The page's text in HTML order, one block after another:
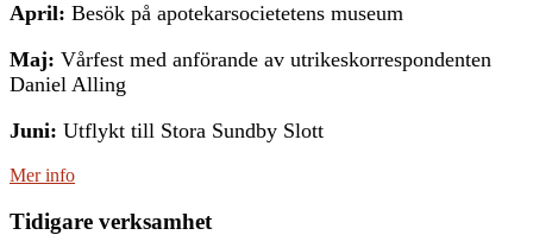
April: Besök på apotekarsocietetens museum
Maj: Vårfest med anförande av utrikeskorrespondenten
Daniel Alling
Juni: Utflykt till Stora Sundby Slott
Mer info
Tidigare verksamhet